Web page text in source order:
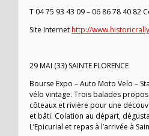
T 04 75 93 43 09 – 06 86 78 40 82
Site Internethttp://
29 MAI (33) SAINTE FLORENCE
Bourse Expo – Auto Moto Velo –
vélo vintage. Trois balades
côteaux et rivière pour une
et bâti. Colation au départ,
L’Epicurial et repas à l’arrivée à